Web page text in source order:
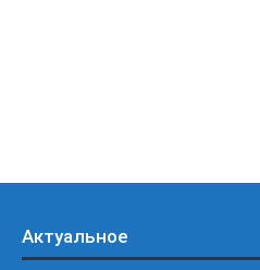
Актуальное